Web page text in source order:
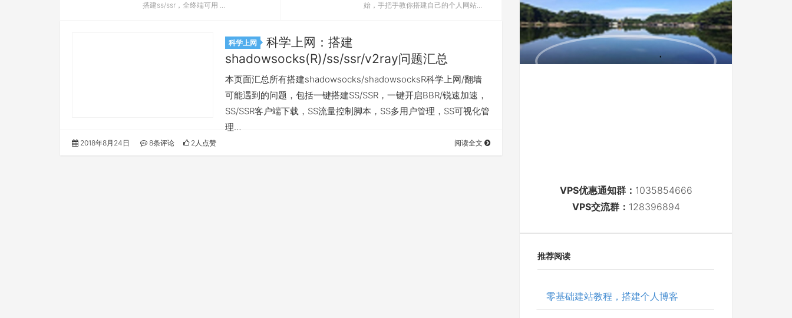
搭建ss/ssr，全终端可用 ...
始，手把手教你搭建自己的个人网站...
科学上网
科学上网：搭建
shadowsocks(R)/ss/ssr/v2ray问题汇总
本页面汇总所有搭建shadowsocks/shadowsocksR科学上网/翻墙
可能遇到的问题，包括一键搭建SS/SSR，一键开启BBR/锐速加速，
SS/SSR客户端下载，SS流量控制脚本，SS多用户管理，SS可视化管
理…
2018年8月24日 8条评论 2人点赞 阅读全文
VPS优惠通知群： 1035854666
VPS交流群： 128396894
推荐阅读
零基础建站教程，搭建个人博客